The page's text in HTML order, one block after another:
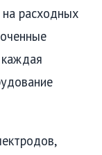
на расходных